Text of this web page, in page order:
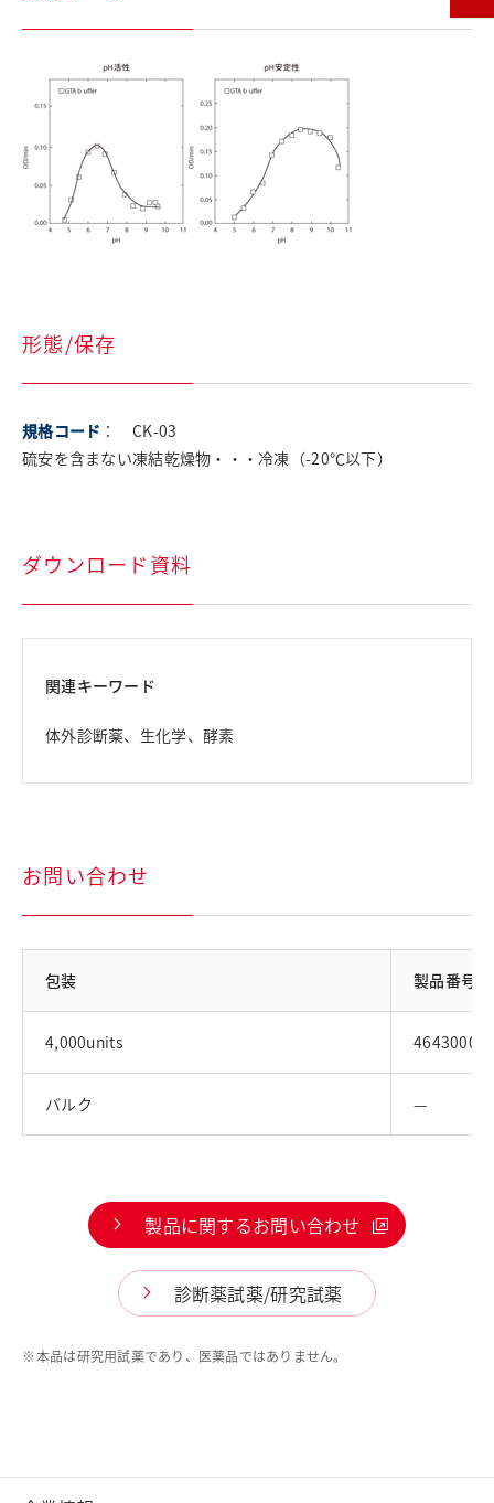
形態/保存
規格コード ： CK-03
硫安を含まない凍結乾燥物・・・冷凍（-20℃以下）
ダウンロード資料
関連キーワード
体外診断薬、生化学、酵素
お問い合わせ
包装 製品番号
4,000units 46430003
バルク —
製品に関するお問い合わせ
診断薬試薬/研究試薬
※本品は研究用試薬であり、医薬品ではありません。